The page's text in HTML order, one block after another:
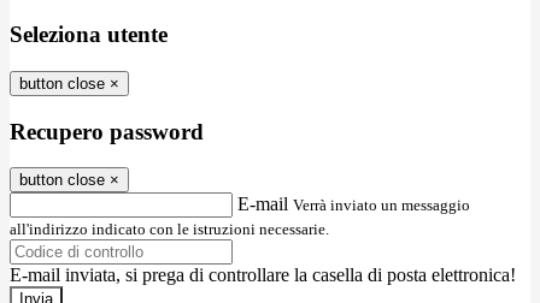
Seleziona utente
button close ×
Recupero password
button close ×
E-mail Verrà inviato un messaggio
all'indirizzo indicato con le istruzioni necessarie.
E-mail inviata, si prega di controllare la casella di posta elettronica!